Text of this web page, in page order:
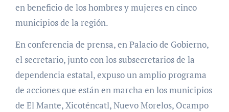
en beneficio de los hombres y mujeres en cinco
municipios de la región.
En conferencia de prensa, en Palacio de Gobierno,
el secretario, junto con los subsecretarios de la
dependencia estatal, expuso un amplio programa
de acciones que están en marcha en los municipios
de El Mante, Xicoténcatl, Nuevo Morelos, Ocampo